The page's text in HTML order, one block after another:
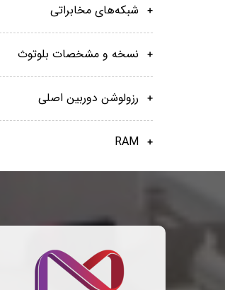
شبکه‌های مخابراتی
نسخه و مشخصات بلوتوث
رزولوشن دوربین اصلی
RAM